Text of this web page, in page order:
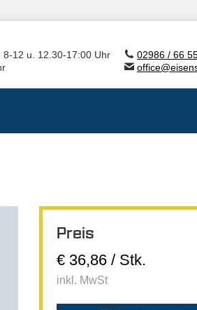
8-12 u. 12.30-17:00 Uhr
02986 / 66
Preis
€ 36,86 / Stk.
inkl. MwSt